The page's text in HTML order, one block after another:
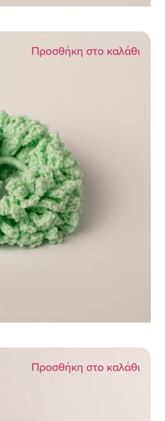
Προσθήκη στο καλάθι
Προσθήκη στο καλάθι